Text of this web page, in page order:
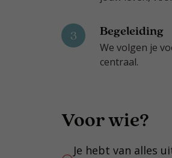
3 Begeleiding
We volgen je
centraal.
Voor wie?
Je hebt van alles